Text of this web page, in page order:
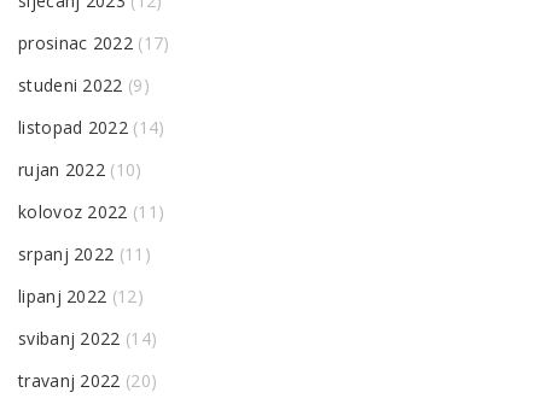
prosinac 2022(17)
studeni 2022 (9)
listopad 2022(14)
rujan 2022 (10)
kolovoz 2022 (11)
srpanj 2022 (11)
lipanj 2022 (12)
svibanj 2022 (14)
travanj 2022 (20)